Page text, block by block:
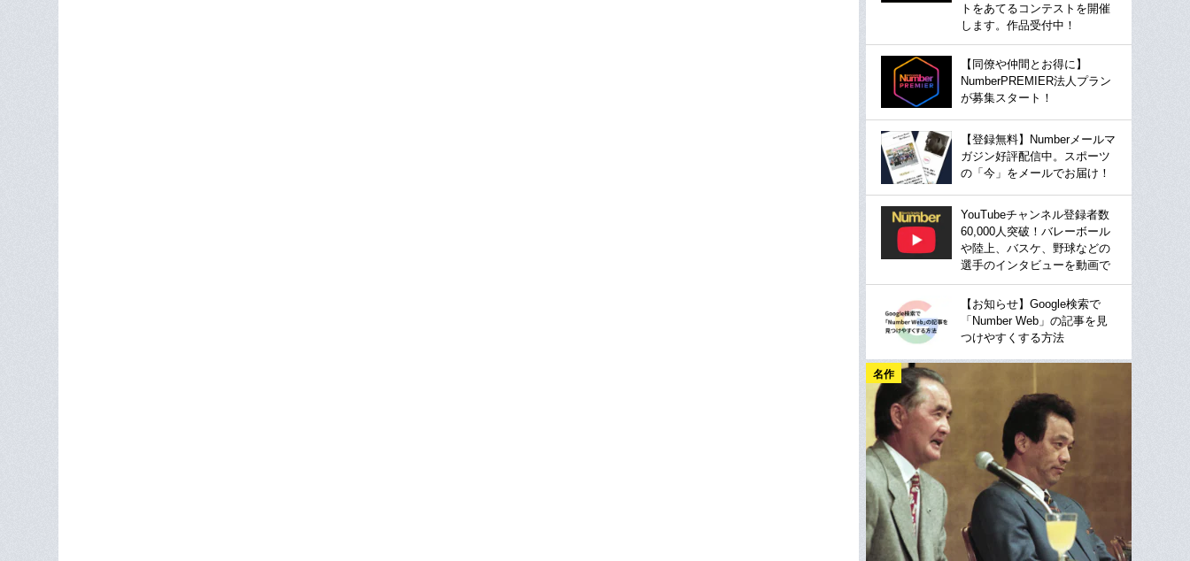
トをあてるコンテストを開催
します。作品受付中！
【同僚や仲間とお得に】
NumberPREMIER法人プラン
が募集スタート！
【登録無料】Numberメールマ
ガジン好評配信中。スポーツ
の「今」をメールでお届け！
YouTubeチャンネル登録者数
60,000人突破！バレーボール
や陸上、バスケ、野球などの
選手のインタビューを動画で
【お知らせ】Google検索で
「Number Web」の記事を見
つけやすくする方法
名作